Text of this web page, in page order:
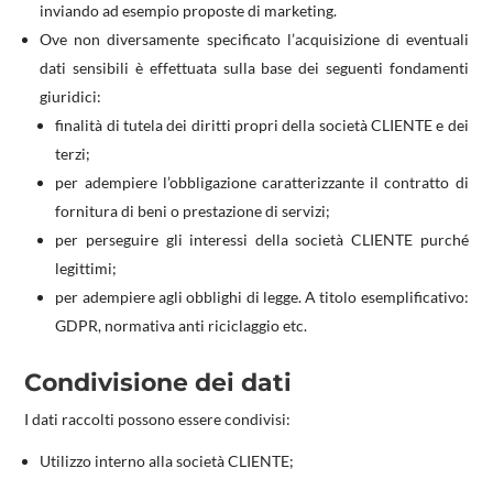
inviando ad esempio proposte di marketing.
Ove non diversamente specificato l’acquisizione di eventuali
dati sensibili è effettuata sulla base dei seguenti fondamenti
giuridici:
finalità di tutela dei diritti propri della società CLIENTE e dei
terzi;
per adempiere l’obbligazione caratterizzante il contratto di
fornitura di beni o prestazione di servizi;
per perseguire gli interessi della società CLIENTE purché
legittimi;
per adempiere agli obblighi di legge. A titolo esemplificativo:
GDPR, normativa anti riciclaggio etc.
Condivisione dei dati
I dati raccolti possono essere condivisi:
Utilizzo interno alla società CLIENTE;